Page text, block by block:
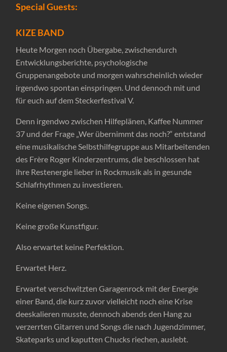
Special Guests:
KIZE BAND
Heute Morgen noch Übergabe, zwischendurch
Entwicklungsberichte, psychologische
Gruppenangebote und morgen wahrscheinlich wieder
irgendwo spontan einspringen. Und dennoch mit und
für euch auf dem Steckerfestival V.
Denn irgendwo zwischen Hilfeplänen, Kaffee Nummer
37 und der Frage „Wer übernimmt das noch?“ entstand
eine musikalische Selbsthilfegruppe aus Mitarbeitenden
des Frère Roger Kinderzentrums, die beschlossen hat
ihre Restenergie lieber in Rockmusik als in gesunde
Schlafrhythmen zu investieren.
Keine eigenen Songs.
Keine große Kunstfigur.
Also erwartet keine Perfektion.
Erwartet Herz.
Erwartet verschwitzten Garagenrock mit der Energie
einer Band, die kurz zuvor vielleicht noch eine Krise
deeskalieren musste, dennoch abends den Hang zu
verzerrten Gitarren und Songs die nach Jugendzimmer,
Skateparks und kaputten Chucks riechen, auslebt.